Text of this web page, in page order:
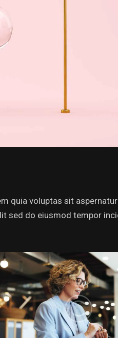
quia voluptas sit
sed do eiusmod tempor